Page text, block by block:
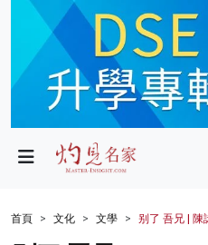
政局
財經
首頁 文化 文學 别了 吾兄 | 陳